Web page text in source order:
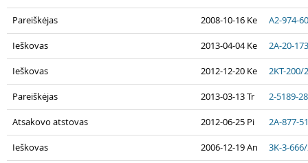
Pareiškėjas 2008-10-16 Ke A2-974-
Ieškovas 2013-04-04 Ke 2A-20-
Ieškovas 2012-12-20 Ke 2KT-200/
Pareiškėjas 2013-03-13 Tr 2-5189-
Atsakovo atstovas 2012-06-25 Pi 2A-877-
Ieškovas 2006-12-19 An 3K-3-